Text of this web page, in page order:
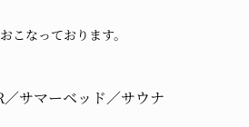
こなっております。
サマーベッド／サウナ